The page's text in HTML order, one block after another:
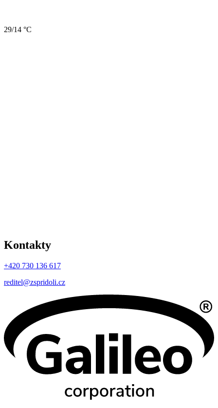
29/14 °C
Kontakty
+420 730 136 617
reditel@zspridoli.cz